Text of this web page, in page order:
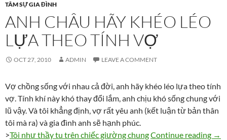
TÂM SỰ GIA ĐÌNH
ANH CHÂU HÃY KHÉO LÉO
LỰA THEO TÍNH VỢ
OCT 27, 2010 ADMIN LEAVE A COMMENT
Vợ chồng sống với nhau cả đời, anh hãy khéo léo lựa theo tính
vợ. Tính khí này khó thay đổi lắm, anh chịu khó sống chung với
lũ vậy. Và tôi khẳng định, vợ rất yêu anh (kết luận từ bản thân
tôi mà ra) và gia đình anh sẽ hạnh phúc.
>Tôi như thầy tu trên chiếc giường chungContinue reading →